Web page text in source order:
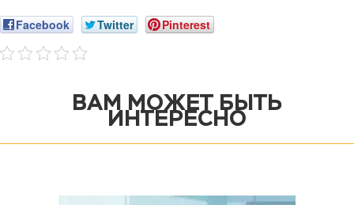
Facebook Twitter Pinterest
ВАМ МОЖЕТ БЫТЬ
ИНТЕРЕСНО